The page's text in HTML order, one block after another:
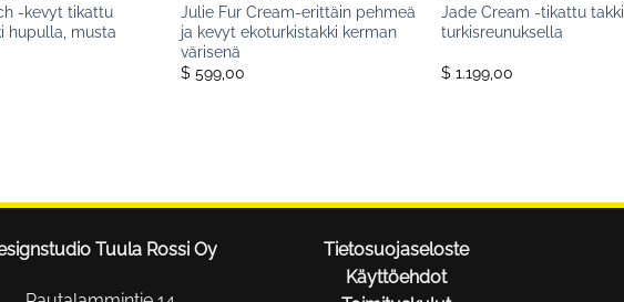
-kevyt tikattu
hupulla, musta
Julie Fur Cream-erittäin pehmeä
ja kevyt ekoturkistakki kerman
värisenä
$ 599,00
Jade Cream -tikattu takki
turkisreunuksella
$ 1.199,00
Tuula Rossi Oy
Tietosuojaseloste
Käyttöehdot